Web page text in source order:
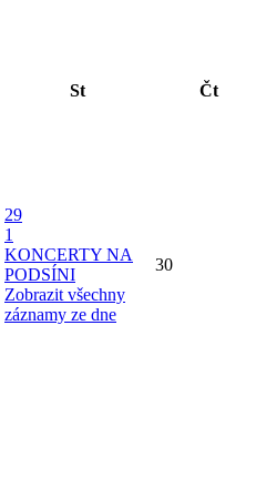
St Čt
29
1
KONCERTY NA
PODSÍNI
Zobrazit všechny
záznamy ze dne
30